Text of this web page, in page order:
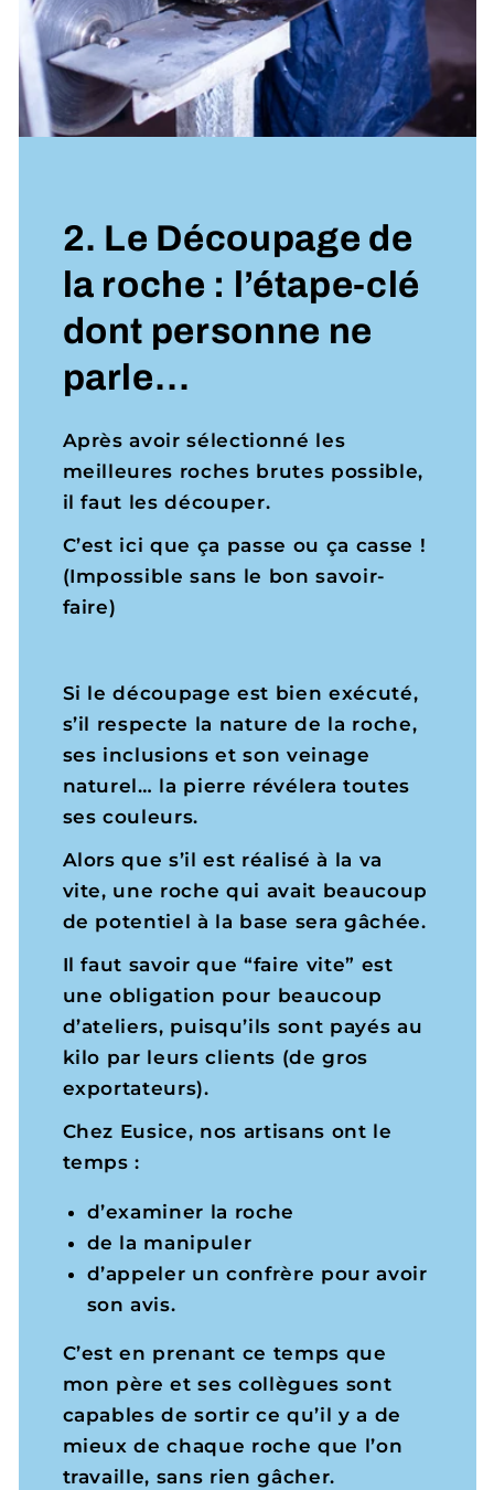
2. Le Découpage de
la roche : l’étape-clé
dont personne ne
parle…
Après avoir sélectionné les
meilleures roches brutes possible,
il faut les découper.
C’est ici que ça passe ou ça casse !
(Impossible sans le bon savoir-
faire)
Si le découpage est bien exécuté,
s’il respecte la nature de la roche,
ses inclusions et son veinage
naturel… la pierre révélera toutes
ses couleurs.
Alors que s’il est réalisé à la va
vite, une roche qui avait beaucoup
de potentiel à la base sera gâchée.
Il faut savoir que “faire vite” est
une obligation pour beaucoup
d’ateliers, puisqu’ils sont payés au
kilo par leurs clients (de gros
exportateurs).
Chez Eusice, nos artisans ont le
temps :
d’examiner la roche
de la manipuler
d’appeler un confrère pour avoir
son avis.
C’est en prenant ce temps que
mon père et ses collègues sont
capables de sortir ce qu’il y a de
mieux de chaque roche que l’on
travaille, sans rien gâcher.